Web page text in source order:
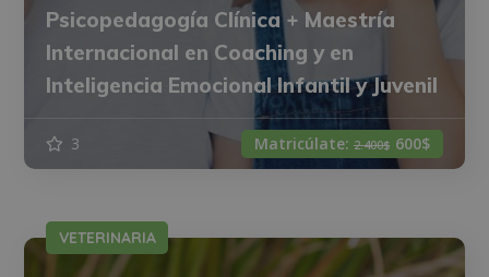
Psicopedagogía Clínica + Maestría
Internacional en Coaching y en
Inteligencia Emocional Infantil y Juvenil
3 Matricúlate: 2.400$ 600$
VETERINARIA